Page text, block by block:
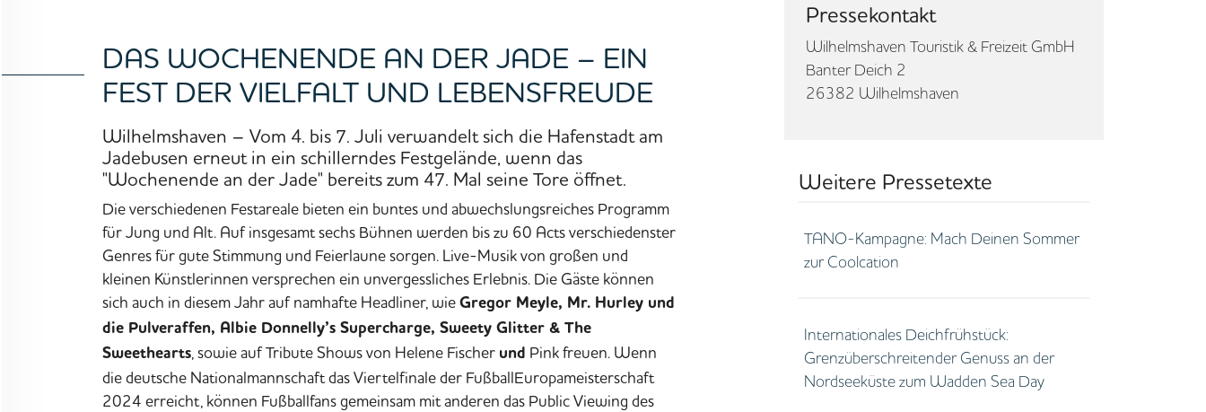
STARTSEITE
UNTERNEHMEN
VORGEHEN
ANGEBOTE
WISSEN
AKTUELLES
MEDIEN
DAS WOCHENENDE AN DER JADE – EIN
FEST DER VIELFALT UND LEBENSFREUDE
Wilhelmshaven – Vom 4. bis 7. Juli verwandelt sich die Hafenstadt am
Jadebusen erneut in ein schillerndes Festgelände, wenn das
"Wochenende an der Jade" bereits zum 47. Mal seine Tore öffnet.
Die verschiedenen Festareale bieten ein buntes und abwechslungsreiches Programm
für Jung und Alt. Auf insgesamtsechs Bühnen werden bis zu 60 Actsverschiedenster
Genres für gute Stimmung und Feierlaune sorgen. Live-Musik von großen und
kleinen Künstlerinnen versprechen ein unvergessliches Erlebnis. Die Gäste können
sich auch in diesem Jahr auf namhafte Headliner, wieGregor Meyle, Mr. Hurley und
die Pulveraffen, Albie Donnelly’s Supercharge, Sweety Glitter & The
Sweethearts sowie aufTribute Shows von Helene Fischer und Pinkfreuen. Wenn
die deutsche Nationalmannschaft das Viertelfinale der FußballEuropameisterschaft
2024 erreicht, können Fußballfans gemeinsam mit anderen das Public Viewing des
Pressekontakt
Wilhelmshaven Touristik & Freizeit GmbH
Banter Deich 2
26382 Wilhelmshaven
Weitere Pressetexte
TANO-Kampagne: Mach Deinen Sommer
zur Coolcation
Internationales Deichfrühstück:
Grenzüberschreitender Genuss an der
Nordseeküste zum Wadden Sea Day